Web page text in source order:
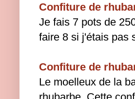
Confiture de
Je fais 7 pots de
faire 8 si j'étais pas
Confiture de
Le moelleux de la